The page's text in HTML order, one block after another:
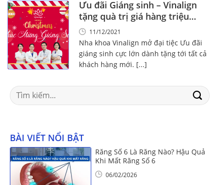
Ưu đãi Giáng sinh – Vinalign
tặng quà trị giá hàng triệu
đồng!
11/12/2021
Nha khoa Vinalign mở đại tiệc Ưu đãi
giáng sinh cực lớn dành tặng tới tất cả
khách hàng mới. [...]
Search
for:
BÀI VIẾT NỔI BẬT
Răng Số 6 Là Răng Nào? Hậu Quả
Khi Mất Răng Số 6
06/02/2026